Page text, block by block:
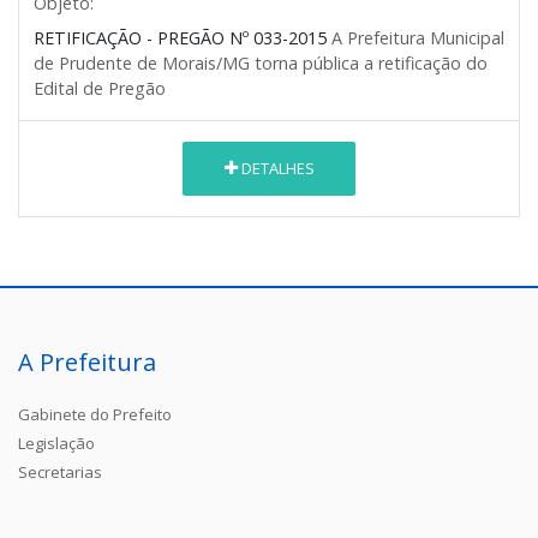
RETIFICAÇÃO - PREGÃO Nº 033-2015 A Prefeitura Municipal
de Prudente de Morais/MG torna pública a retificação do
Edital de Pregão
DETALHES
A Prefeitura
Gabinete do Prefeito
Legislação
Secretarias